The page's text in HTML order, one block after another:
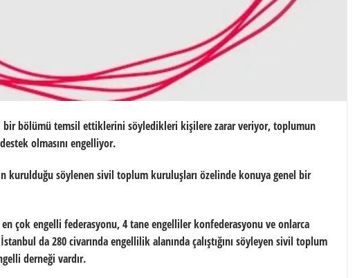
bir bölümü temsil ettiklerini söyledikleri kişilere zarar veriyor, toplumun
olmasını engelliyor.
kurulduğu söylenen sivil toplum kuruluşları özelinde konuya genel bir
çok engelli federasyonu, 4 tane engelliler konfederasyonu ve onlarca
da 280 civarında engellilik alanında çalıştığını söyleyen sivil toplum
derneği vardır.